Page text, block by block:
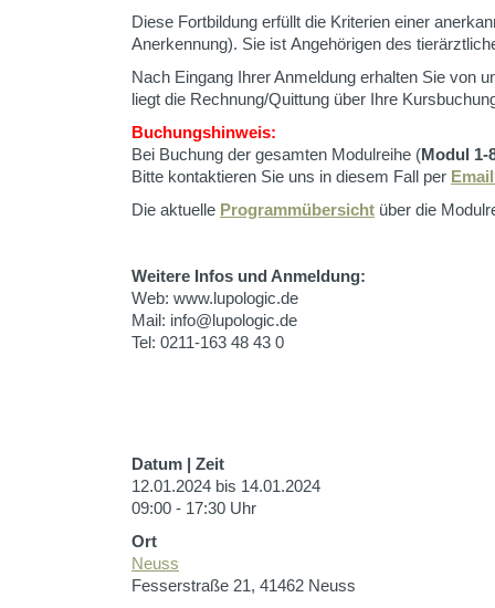
Diese Fortbildung erfüllt die Kriterien einer
Anerkennung). Sie ist Angehörigen des
Nach Eingang Ihrer Anmeldung erhalten Sie von
liegt die Rechnung/Quittung über Ihre
Buchungshinweis:
Bei Buchung der gesamten Modulreihe (Modul 1-
Bitte kontaktieren Sie uns in diesem Fall per
Die aktuelle Programmübersicht über die
Weitere Infos und Anmeldung:
Web: www.lupologic.de
Mail: info@lupologic.de
Tel: 0211-163 48 43 0
Datum | Zeit
12.01.2024 bis 14.01.2024
09:00 - 17:30 Uhr
Ort
Neuss
Fesserstraße 21, 41462 Neuss